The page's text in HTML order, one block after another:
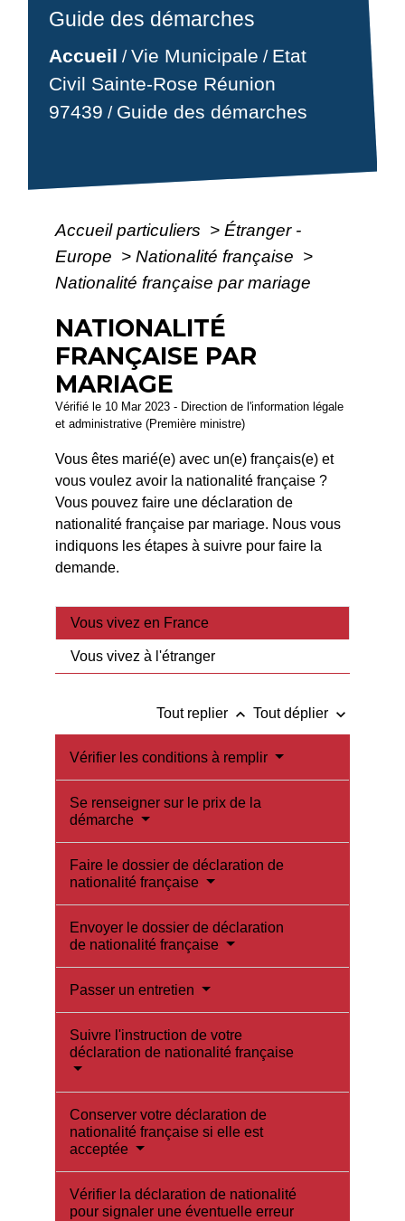
Guide des démarches
Accueil /Vie Municipale / Etat
Civil Sainte-Rose Réunion
97439 / Guide des démarches
Accueil particuliers > Étranger -
Europe > Nationalité française >
Nationalité française par mariage
NATIONALITÉ
FRANÇAISE PAR
MARIAGE
Vérifié le 10 Mar 2023 - Direction de l'information légale
et administrative (Première ministre)
Vous êtes marié(e) avec un(e) français(e) et
vous voulez avoir la nationalité française ?
Vous pouvez faire une déclaration de
nationalité française par mariage. Nous vous
indiquons les étapes à suivre pour faire la
demande.
Vous vivez en France
Vous vivez à l'étranger
Tout replier keyboard_arrow_up Tout déplier keyboard_arrow_down
Vérifier les conditions à remplir
Se renseigner sur le prix de la
démarche
Faire le dossier de déclaration de
nationalité française
Envoyer le dossier de déclaration
de nationalité française
Passer un entretien
Suivre l'instruction de votre
déclaration de nationalité française
Conserver votre déclaration de
nationalité française si elle est
acceptée
Vérifier la déclaration de nationalité
pour signaler une éventuelle erreur